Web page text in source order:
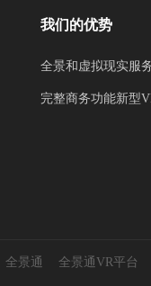
我们的优势
全景和虚拟现实服
完整商务功能新型
全景通 全景通VR平台